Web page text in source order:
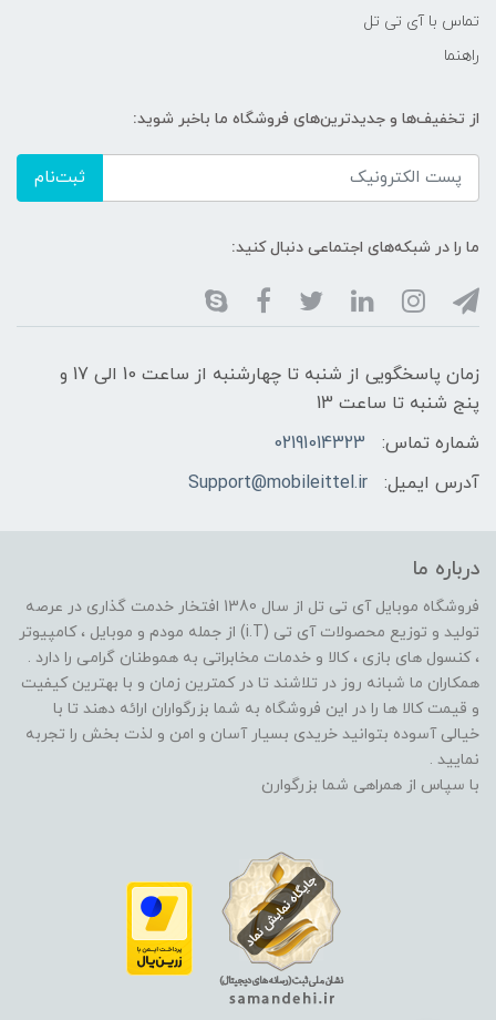
تماس با آی تی تل
راهنما
از تخفیف‌ها و جدیدترین‌های فروشگاه ما باخبر شوید:
ثبت‌نام
ما را در شبکه‌های اجتماعی دنبال کنید:
زمان پاسخگویی از شنبه تا چهارشنبه از ساعت 10 الی 17 و
پنج شنبه تا ساعت 13
شماره تماس:
02191014323
آدرس ایمیل:
Support@mobileittel.ir
درباره ما
فروشگاه موبایل آی تی تل از سال 1380 افتخار خدمت گذاری در عرصه
تولید و توزیع محصولات آی تی (i.T) از جمله مودم و موبایل ، کامپیوتر
، کنسول های بازی ، کالا و خدمات مخابراتی به هموطنان گرامی را دارد .
همکاران ما شبانه روز در تلاشند تا در کمترین زمان و با بهترین کیفیت
و قیمت کالا ها را در این فروشگاه به شما بزرگواران ارائه دهند تا با
خیالی آسوده بتوانید خریدی بسیار آسان و امن و لذت بخش را تجربه
نمایید .
با سپاس از همراهی شما بزرگوارن